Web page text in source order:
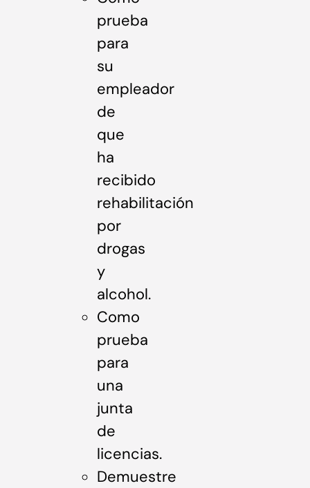
prueba
para
su
empleador
de
que
ha
recibido
rehabilitación
por
drogas
y
alcohol.
Como
prueba
para
una
junta
de
licencias.
Demuestre